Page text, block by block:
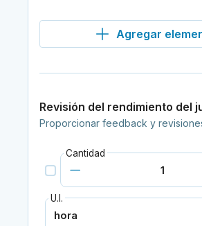
Agregar
Revisión del rendimiento del
Proporcionar feedback y
Cantidad
U.I.